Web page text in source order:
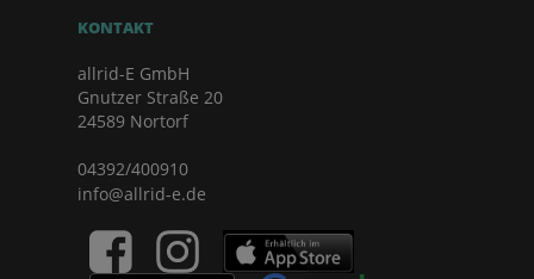
KONTAKT
allrid-E GmbH
Gnutzer Straße 20
24589 Nortorf
04392/400910
info@allrid-e.de